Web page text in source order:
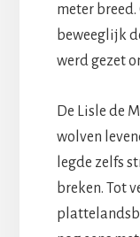
meter
beweeglijk
werd gezet
De Lisle de
wolven
legde zelfs
breken. Tot